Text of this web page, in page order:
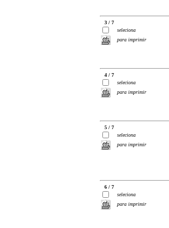
3 / 7
seleciona
para imprimir
4 / 7
seleciona
para imprimir
5 / 7
seleciona
para imprimir
6 / 7
seleciona
para imprimir